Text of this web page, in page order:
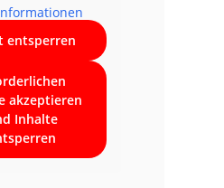
entsperren
akzeptieren
Inhalte